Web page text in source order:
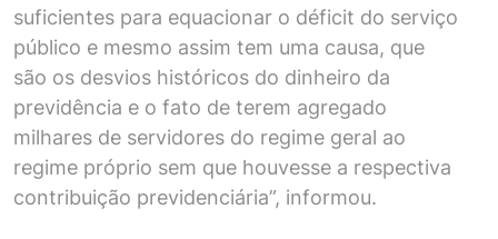
suficientes para equacionar o déficit do serviço
público e mesmo assim tem uma causa, que
são os desvios históricos do dinheiro da
previdência e o fato de terem agregado
milhares de servidores do regime geral ao
regime próprio sem que houvesse a respectiva
contribuição previdenciária”, informou.